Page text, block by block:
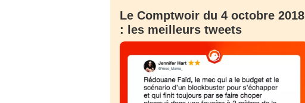
Le Comptwoir du 4 octobre 2018
: les meilleurs tweets